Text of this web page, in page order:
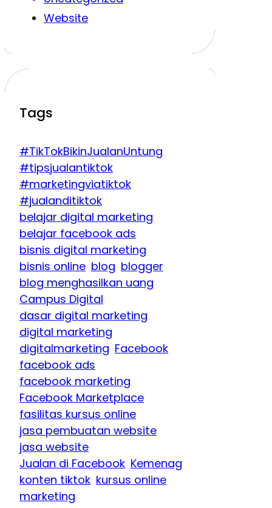
Website
Tags
#TikTokBikinJualanUntung
#tipsjualantiktok
#marketingviatiktok
#jualanditiktok
belajar digital marketing
belajar facebook ads
bisnis digital marketing
bisnis online blog blogger
blog menghasilkan uang
Campus Digital
dasar digital marketing
digital marketing
digitalmarketing Facebook
facebook ads
facebook marketing
Facebook Marketplace
fasilitas kursus online
jasa pembuatan website
jasa website
Jualan di Facebook Kemenag
konten tiktok kursus online
marketing